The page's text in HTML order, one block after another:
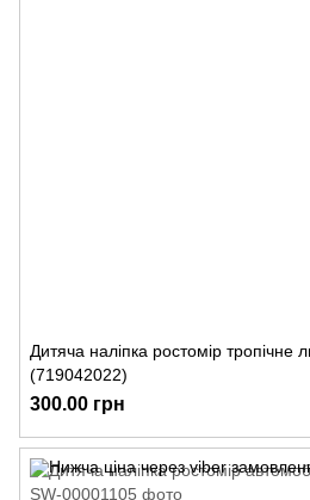
Дитяча наліпка ростомір тропічне
(719042022)
300.00 грн